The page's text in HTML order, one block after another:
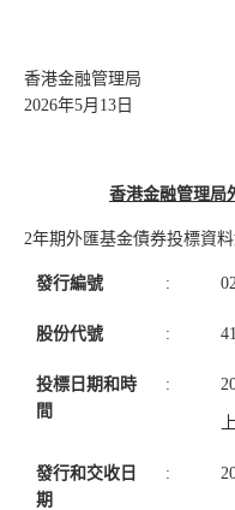
香港金融管理局
2026年5月13日
香港金融管理局
2年期外匯基金債券投標資料
發行編號 :
股份代號 :
投標日期和時
間
:
發行和交收日
期
: